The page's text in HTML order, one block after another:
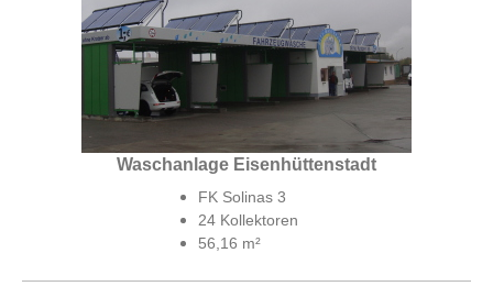
Waschanlage Eisenhüttenstadt
FK Solinas 3
24 Kollektoren
56,16 m²